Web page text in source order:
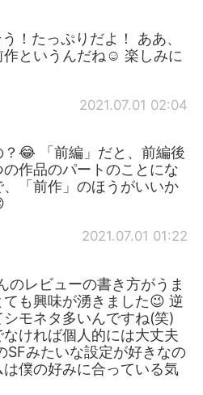
！たっぷりだよ！ ああ、
作というんだね☺️ 楽しみに
2021.07.01 02:04
？😂 「前編」だと、前編後
作品のパートのことにな
「前作」のほうがいいか
2021.07.01 01:22
のレビューの書き方がうま
も興味が湧きました😉 逆
モネタ多いんですね(笑)
ければ個人的には大丈夫
SFみたいな設定が好きなの
僕の好みに合っている気